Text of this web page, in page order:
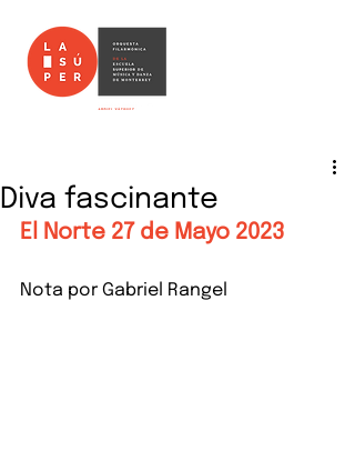
Diva fascinante
El Norte 27 de Mayo 2023
Nota por Gabriel Rangel